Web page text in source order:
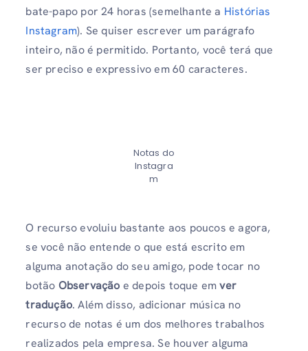
bate-papo por 24 horas (semelhante a Histórias
Instagram). Se quiser escrever um parágrafo
inteiro, não é permitido. Portanto, você terá que
ser preciso e expressivo em 60 caracteres.
Notas do
Instagra
m
O recurso evoluiu bastante aos poucos e agora,
se você não entende o que está escrito em
alguma anotação do seu amigo, pode tocar no
botão Observação e depois toque emver
tradução. Além disso, adicionar música no
recurso de notas é um dos melhores trabalhos
realizados pela empresa. Se houver alguma